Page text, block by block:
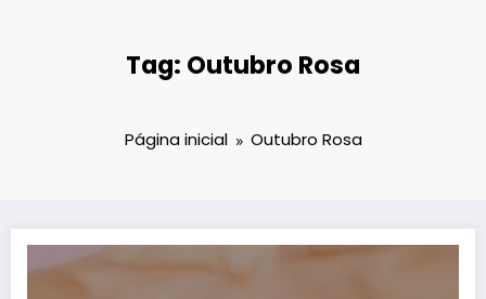
Tag: Outubro Rosa
Página inicial Outubro Rosa